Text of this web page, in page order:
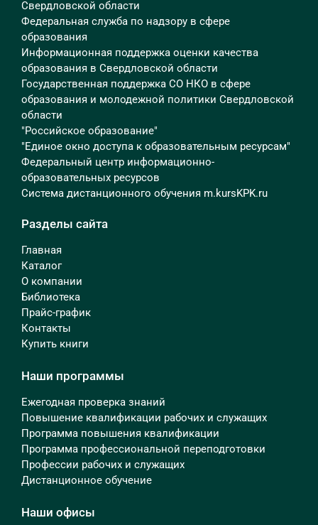
Свердловской области
Федеральная служба по надзору в сфере
образования
Информационная поддержка оценки качества
образования в Свердловской области
Государственная поддержка СО НКО в сфере
образования и молодежной политики Свердловской
области
"Российское образование"
"Единое окно доступа к образовательным ресурсам"
Федеральный центр информационно-
образовательных ресурсов
Система дистанционного обучения m.kursKPK.ru
Разделы сайта
Главная
Каталог
О компании
Библиотека
Прайс-график
Контакты
Купить книги
Наши программы
Ежегодная проверка знаний
Повышение квалификации рабочих и служащих
Программа повышения квалификации
Программа профессиональной переподготовки
Профессии рабочих и служащих
Дистанционное обучение
Наши офисы